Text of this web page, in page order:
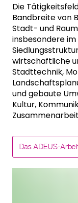
Die
Bandbreite von
Stadt- und
insbesondere
wirtschaftliche
Stadttechnik,
und gebaute
Kultur,
Das ADEUS-